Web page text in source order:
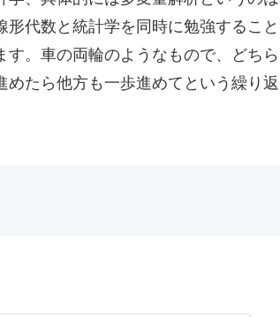
代数と統計学を同時に勉強すること
。車の両輪のようなもので、どちら
たら他方も一歩進めてという繰り返